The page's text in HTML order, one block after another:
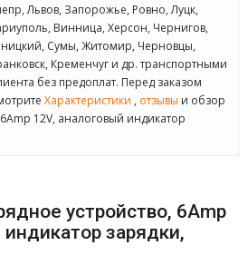
Львов, Запорожье, Ровно, Луцк,
Винница, Херсон, Чернигов,
Сумы, Житомир, Черновцы,
Кременчуг и др. транспортными
без предоплат. Перед заказом
Характеристики , отзывы и обзор
12V, аналоговый индикатор
устройство, 6Amp
зарядки,